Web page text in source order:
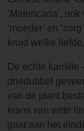
‘Matericaria’,
‘moeder’ en
kruid welke
De echte kamille
driedubbel
van de plant
krans van witte
gaat aan het